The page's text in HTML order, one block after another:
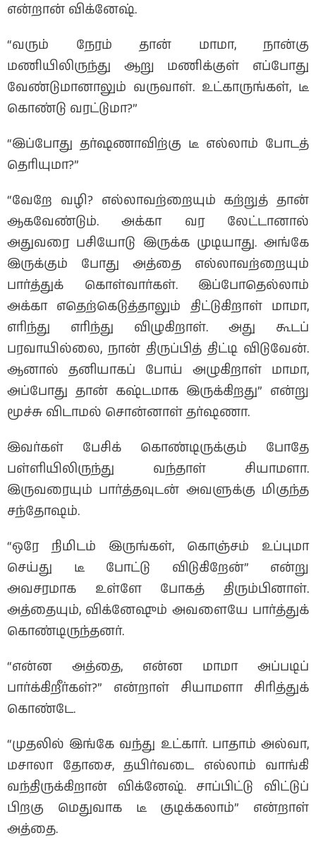
என்றான் விக்னேஷ்.
“வரும் நேரம் தான் மாமா, நான்கு
மணியிலிருந்து ஆறு மணிக்குள் எப்போது
வேண்டுமானாலும் வருவாள். உட்காருங்கள், டீ
கொண்டு வரட்டுமா?”
“இப்போது தர்ஷணாவிற்கு டீ எல்லாம் போடத்
தெரியுமா?”
“வேறே வழி? எல்லாவற்றையும் கற்றுத் தான்
ஆகவேண்டும். அக்கா வர லேட்டானால்
அதுவரை பசியோடு இருக்க முடியாது. அங்கே
இருக்கும் போது அத்தை எல்லாவற்றையும்
பார்த்துக் கொள்வார்கள். இப்போதெல்லாம்
அக்கா எதெற்கெடுத்தாலும் திட்டுகிறாள் மாமா,
எரிந்து எரிந்து விழுகிறாள். அது கூடப்
பரவாயில்லை, நான் திருப்பித் திட்டி விடுவேன்.
ஆனால் தனியாகப் போய் அழுகிறாள் மாமா,
அப்போது தான் கஷ்டமாக இருக்கிறது” என்று
மூச்சு விடாமல் சொன்னாள் தர்ஷணா.
இவர்கள் பேசிக் கொண்டிருக்கும் போதே
பள்ளியிலிருந்து வந்தாள் சியாமளா.
இருவரையும் பார்த்தவுடன் அவளுக்கு மிகுந்த
சந்தோஷம்.
“ஒரே நிமிடம் இருங்கள், கொஞ்சம் உப்புமா
செய்து டீ போட்டு விடுகிறேன்” என்று
அவசரமாக உள்ளே போகத் திரும்பினாள்.
அத்தையும், விக்னேஷும் அவளையே பார்த்துக்
கொண்டிருந்தனர்.
“என்ன அத்தை, என்ன மாமா அப்படிப்
பார்க்கிறீர்கள்?” என்றாள் சியாமளா சிரித்துக்
கொண்டே.
“முதலில் இங்கே வந்து உட்கார். பாதாம் அல்வா,
மசாலா தோசை, தயிர்வடை எல்லாம் வாங்கி
வந்திருக்கிறான் விக்னேஷ். சாப்பிட்டு விட்டுப்
பிறகு மெதுவாக டீ குடிக்கலாம்” என்றாள்
அத்தை.